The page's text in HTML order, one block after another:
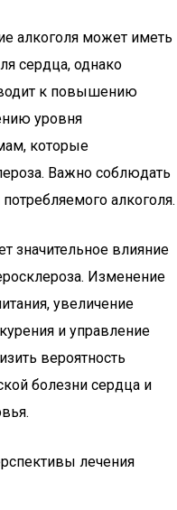
алкоголя может иметь
сердца, однако
к повышению
уровня
которые
Важно соблюдать
алкоголя.
значительное влияние
Изменение
увеличение
и управление
вероятность
болезни сердца и
лечения